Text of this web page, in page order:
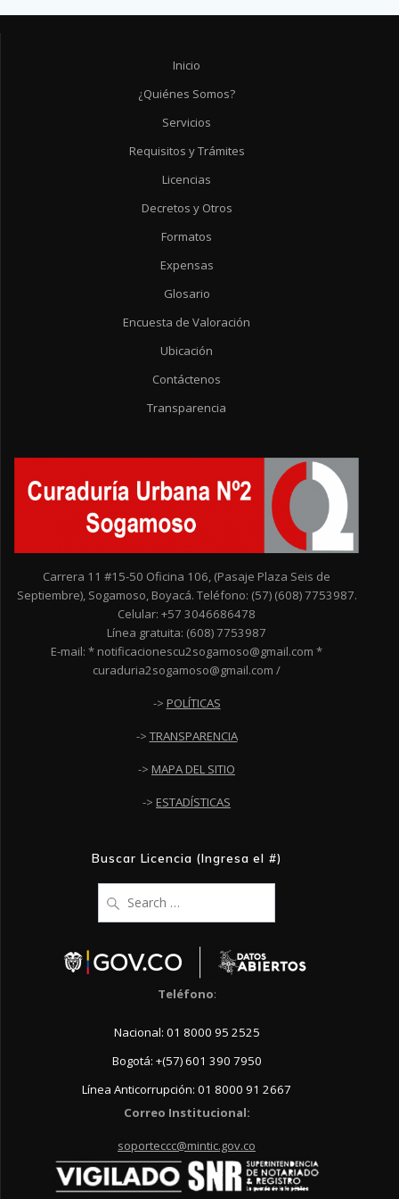
Inicio
¿Quiénes Somos?
Servicios
Requisitos y Trámites
Licencias
Decretos y Otros
Formatos
Expensas
Glosario
Encuesta de Valoración
Ubicación
Contáctenos
Transparencia
Carrera 11 #15-50 Oficina 106, (Pasaje Plaza Seis de
Septiembre), Sogamoso, Boyacá. Teléfono: (57) (608) 7753987.
Celular: +57 3046686478
Línea gratuita: (608) 7753987
E-mail: * notificacionescu2sogamoso@gmail.com *
curaduria2sogamoso@gmail.com /
-> POLÍTICAS
-> TRANSPARENCIA
-> MAPA DEL SITIO
-> ESTADÍSTICAS
Buscar Licencia (Ingresa el #)
for:
Teléfono:
Nacional: 01 8000 95 2525
Bogotá: +(57) 601 390 7950
Línea Anticorrupción: 01 8000 91 2667
Correo Institucional:
soporteccc@mintic.gov.co